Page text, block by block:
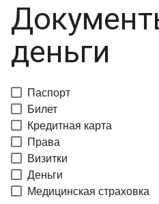
деньги
Паспорт
Билет
Кредитная карта
Права
Визитки
Деньги
Медицинская страховка